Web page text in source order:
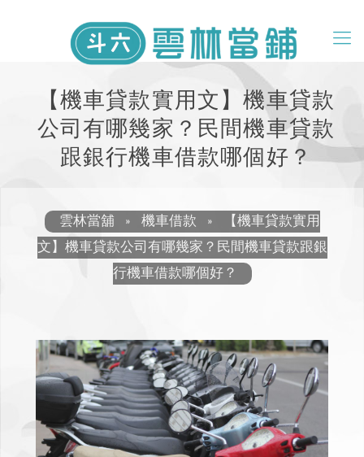
【機車貸款實用文】機車貸款
公司有哪幾家？民間機車貸款
跟銀行機車借款哪個好？
雲林當舖 » 機車借款 »
【機車貸款實用
文】機車貸款公司有哪幾家？民間機車貸款跟銀
行機車借款哪個好？